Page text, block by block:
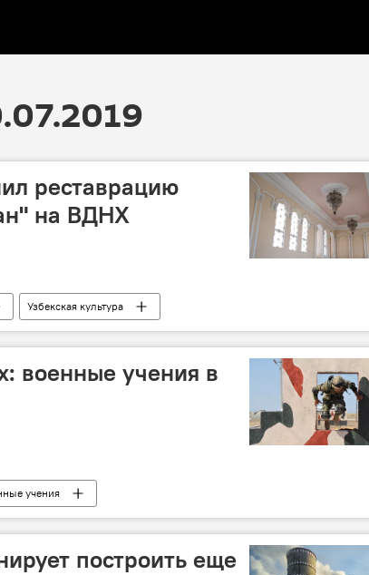
реставрацию
на ВДНХ
Узбекская культура
военные учения в
учения
построить еще